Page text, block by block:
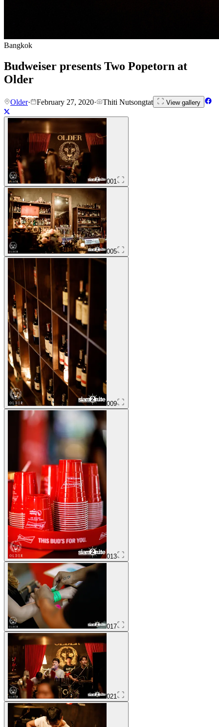
Bangkok
Budweiser presents Two Popetorn at
Older
Older· February 27, 2020· Thiti Nutsongtat View gallery
001
005
009
013
017
021